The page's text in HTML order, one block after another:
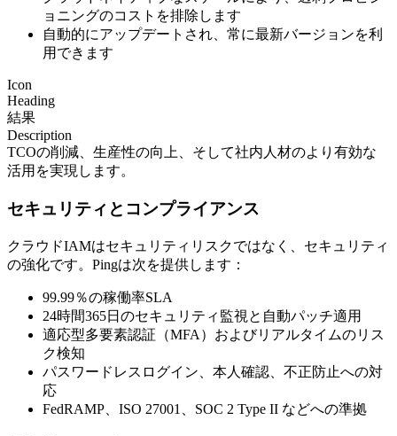
ョニングのコストを排除します
自動的にアップデートされ、常に最新バージョンを利
用できます
Icon
Heading
結果
Description
TCOの削減、生産性の向上、そして社内人材のより有効な
活用を実現します。
セキュリティとコンプライアンス
クラウドIAMはセキュリティリスクではなく、セキュリティ
の強化です。Pingは次を提供します：
99.99％の稼働率SLA
24時間365日のセキュリティ監視と自動パッチ適用
適応型多要素認証（MFA）およびリアルタイムのリス
ク検知
パスワードレスログイン、本人確認、不正防止への対
応
FedRAMP、ISO 27001、SOC 2 Type II などへの準拠